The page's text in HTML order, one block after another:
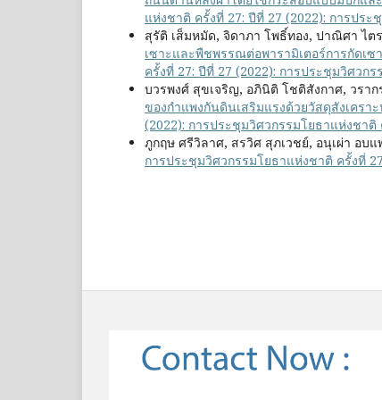
แห่งชาติ ครั้งที่ 27: ปีที่ 27 (2022): การปร
สุรัติ เส็มหมัด, จิดาภา โพธิ์ทอง, ปาณิศา ไ
เซาะและพืชพรรณต่อพารามิเตอร์การกัดเ
ครั้งที่ 27: ปีที่ 27 (2022): การประชุมวิศวก
บวรพงศ์ สุขเจริญ, อภินิติ โชติสังกาศ, วราก
ของกำแพงกันดินเสริมแรงด้วยวัสดุสังเครา
(2022): การประชุมวิศวกรรมโยธาแห่งชาติ
ภูกฤษ ศรีวิลาศ, สรวิศ สุภเวชย์, อนุเผ่า อบแ
การประชุมวิศวกรรมโยธาแห่งชาติ ครั้งที่